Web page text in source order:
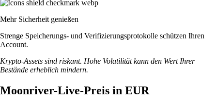
Mehr Sicherheit genießen
Strenge Speicherungs- und Verifizierungsprotokolle schützen Ihren
Account.
Krypto-Assets sind riskant. Hohe Volatilität kann den Wert Ihrer
Bestände erheblich mindern.
Moonriver-Live-Preis in EUR